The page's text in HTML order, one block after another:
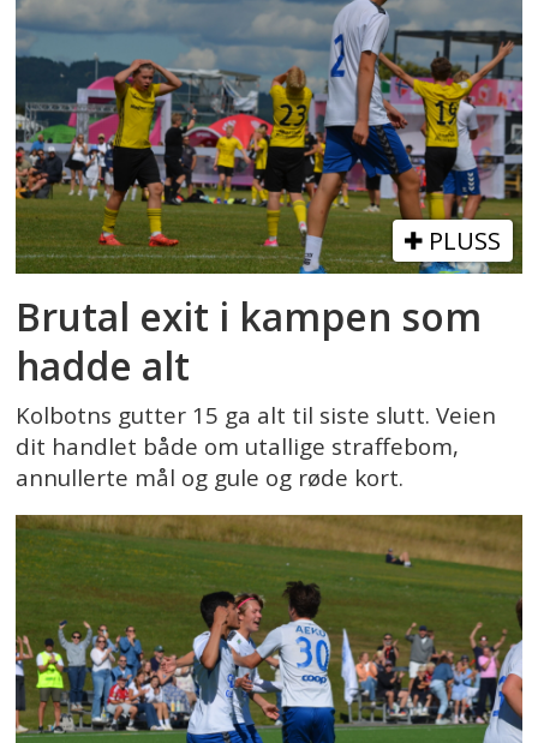
PLUSS
Brutal exit i kampen som
hadde alt
Kolbotns gutter 15 ga alt til siste slutt. Veien
dit handlet både om utallige straffebom,
annullerte mål og gule og røde kort.